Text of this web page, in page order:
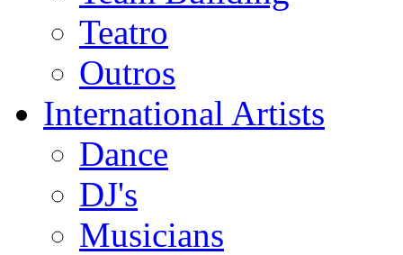
Teatro
Outros
International Artists
Dance
DJ's
Musicians